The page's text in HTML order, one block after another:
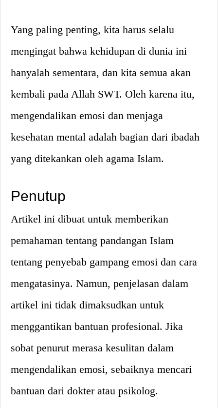
Yang paling penting, kita harus selalu
mengingat bahwa kehidupan di dunia ini
hanyalah sementara, dan kita semua akan
kembali pada Allah SWT. Oleh karena itu,
mengendalikan emosi dan menjaga
kesehatan mental adalah bagian dari ibadah
yang ditekankan oleh agama Islam.
Penutup
Artikel ini dibuat untuk memberikan
pemahaman tentang pandangan Islam
tentang penyebab gampang emosi dan cara
mengatasinya. Namun, penjelasan dalam
artikel ini tidak dimaksudkan untuk
menggantikan bantuan profesional. Jika
sobat penurut merasa kesulitan dalam
mengendalikan emosi, sebaiknya mencari
bantuan dari dokter atau psikolog.